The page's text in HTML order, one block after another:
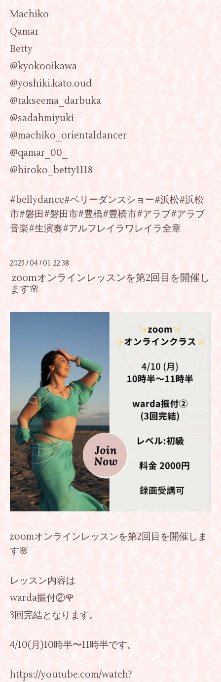
Machiko
Qamar
Betty
@kyokooikawa
@yoshiki.kato.oud
@takseema_darbuka
@sadahmiyuki
@machiko_orientaldancer
@qamar_00_
@hiroko_betty1118
#bellydance#ベリーダンスショー#浜松#浜松
市#磐田#磐田市#豊橋#豊橋市#アラブ#アラブ
音楽#生演奏#アルフレイラワレイラ全章
2023 /04 /01 22:38
zoomオンラインレッスンを第2回目を開催し
ます🌸
zoomオンラインレッスンを第2回目を開催しま
す🌸
レッスン内容は
warda振付②🌹
3回完結となります。
4/10(月)10時半〜11時半です。
https://youtube.com/watch?